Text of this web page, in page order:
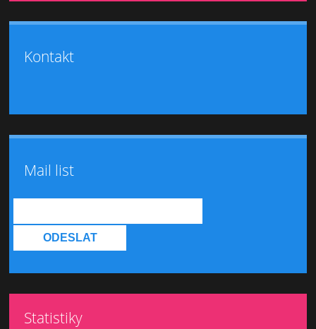
Kontakt
Mail list
Statistiky